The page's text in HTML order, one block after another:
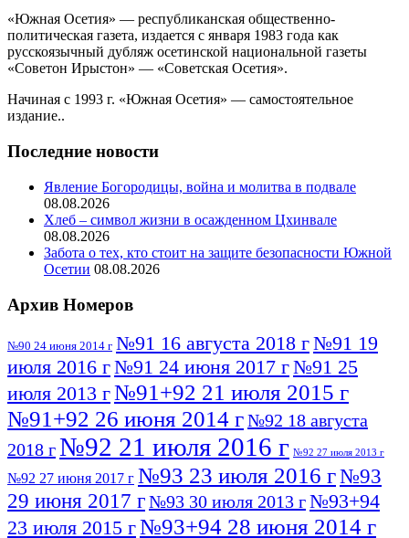
«Южная Осетия» — республиканская общественно-
политическая газета, издается с января 1983 года как
русскоязычный дубляж осетинской национальной газеты
«Советон Ирыстон» — «Советская Осетия».
Начиная с 1993 г. «Южная Осетия» — самостоятельное
издание..
Последние новости
Явление Богородицы, война и молитва в подвале
08.08.2026
Хлеб – символ жизни в осажденном Цхинвале
08.08.2026
Забота о тех, кто стоит на защите безопасности Южной
Осетии 08.08.2026
Архив Номеров
№90 24 июня 2014 г №91 16 августа 2018 г№91 19
июля 2016 г№91 24 июня 2017 г№91 25
июля 2013 г№91+92 21 июля 2015 г
№91+92 26 июня 2014 г№92 18 августа
2018 г№92 21 июля 2016 г №92 27 июля 2013 г
№92 27 июня 2017 г №93 23 июля 2016 г№93
29 июня 2017 г№93 30 июля 2013 г№93+94
23 июля 2015 г№93+94 28 июня 2014 г